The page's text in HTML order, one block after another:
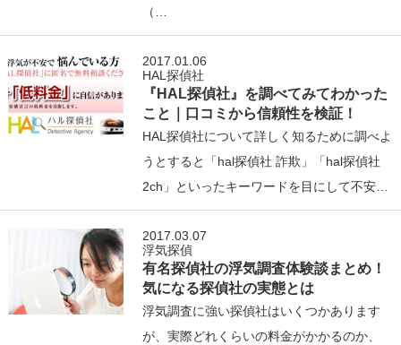
（…
2017.01.06
HAL探偵社
『HAL探偵社』を調べてみてわかった
こと｜口コミから信頼性を検証！
HAL探偵社について詳しく知るために調べよ
うとすると「hal探偵社 詐欺」「hal探偵社
2ch」といったキーワードを目にして不安…
2017.03.07
浮気探偵
有名探偵社の浮気調査体験談まとめ！
気になる探偵社の実態とは
浮気調査に強い探偵社はいくつかあります
が、実際どれくらいの料金がかかるのか、